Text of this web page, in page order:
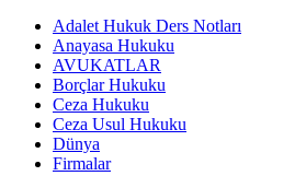
Adalet Hukuk Ders Notları
Anayasa Hukuku
AVUKATLAR
Borçlar Hukuku
Ceza Hukuku
Ceza Usul Hukuku
Dünya
Firmalar